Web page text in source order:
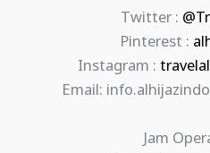
Twitter :
Pinterest :
Instagram :
Email:
Jam